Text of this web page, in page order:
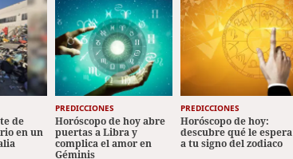
de
en un
PREDICCIONES
Horóscopo de hoy abre
puertas a Libra y
complica el amor en
Géminis
PREDICCIONES
Horóscopo de hoy:
descubre qué le espera
a tu signo del zodiaco